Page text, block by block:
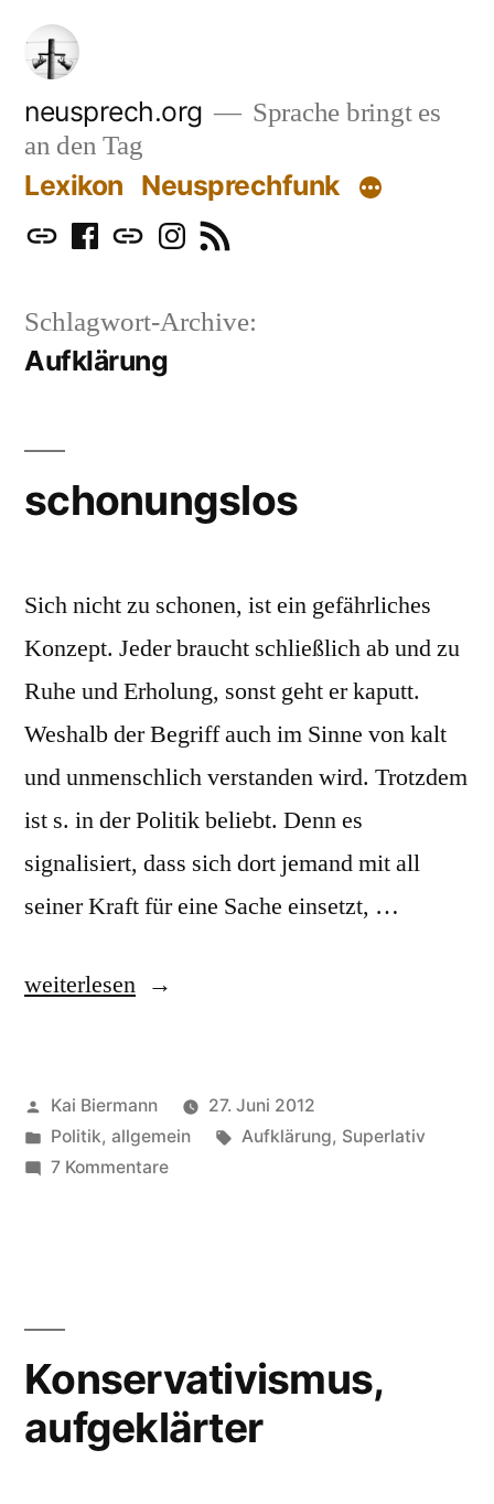
Zum
Inhalt
springen
neusprech.org
Sprache bringt es
an den Tag
Lexikon Neusprechfunk
MastodonFacebook
BlueskyInstagram
RSS
Schlagwort-Archive:
Aufklärung
schonungslos
Sich nicht zu schonen, ist ein gefährliches
Konzept. Jeder braucht schließlich ab und zu
Ruhe und Erholung, sonst geht er kaputt.
Weshalb der Begriff auch im Sinne von kalt
und unmenschlich verstanden wird. Trotzdem
ist s. in der Politik beliebt. Denn es
signalisiert, dass sich dort jemand mit all
seiner Kraft für eine Sache einsetzt, …
„schonungslos“
weiterlesen
Veröffentlicht
von
Kai Biermann
27. Juni 2012
Veröffentlicht
in
Politik, allgemein Schlagwörter:
Aufklärung, Superlativ
7 Kommentarezu
Konservativismus,
aufgeklärter